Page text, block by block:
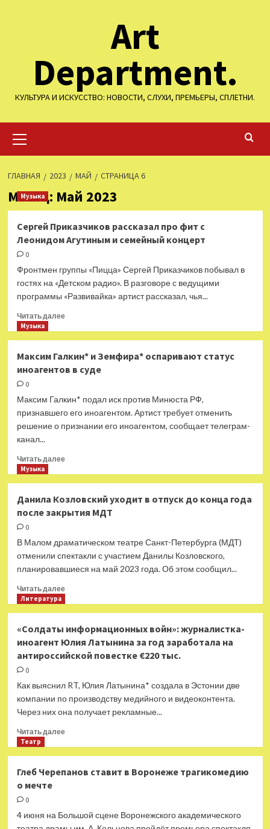
Art
Department.
КУЛЬТУРА И ИСКУССТВО: НОВОСТИ, СЛУХИ, ПРЕМЬЕРЫ, СПЛЕТНИ.
меню
ГЛАВНАЯ 2023 МАЙ СТРАНИЦА 6
Месяц: Май 2023
Музыка
Сергей Приказчиков рассказал про фит с
Леонидом Агутиным и семейный концерт
0
Фронтмен группы «Пицца» Сергей Приказчиков побывал в
гостях на «Детском радио». В разговоре с ведущими
программы «Развивайка» артист рассказал, чья...
Читать далееПрочитать
Приказчиков
рассказал
фит
Леонидом
Агутиным
концерт
Музыка
Максим Галкин* и Земфира* оспаривают статус
иноагентов в суде
0
Максим Галкин* подал иск против Минюста РФ,
признавшего его иноагентом. Артист требует отменить
решение о признании его иноагентом, сообщает телеграм-
канал...
Читать далееПрочитать
Галкин*
и
иноагентов
в
Музыка
Данила Козловский уходит в отпуск до конца года
после закрытия МДТ
0
В Малом драматическом театре Санкт-Петербурга (МДТ)
отменили спектакли с участием Данилы Козловского,
планировавшиеся на май 2023 года. Об этом сообщил...
Читать далееПрочитать
Козловский
уходит
в
конца
года
после
МДТ
Литература
«Солдаты информационных войн»: журналистка-
иноагент Юлия Латынина за год заработала на
антироссийской повестке €220 тыс.
0
Как выяснил RT, Юлия Латынина* создала в Эстонии две
компании по производству медийного и видеоконтента.
Через них она получает рекламные...
Читать далееПрочитать
информационных
иноагент
Театр
Глеб Черепанов ставит в Воронеже трагикомедию
о мечте
0
4 июня на Большой сцене Воронежского академического